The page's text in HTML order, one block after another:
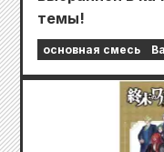
темы!
основная смесь